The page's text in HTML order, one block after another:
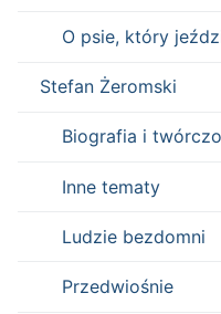
O psie, który
Stefan Żeromski
Biografia i
Inne tematy
Ludzie bezdomni
Przedwiośnie